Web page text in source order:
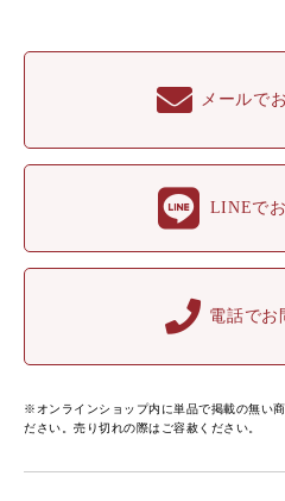
メールで
LINEで
電話でお
※オンラインショップ内に単品で掲載の無い
ださい。売り切れの際はご容赦ください。